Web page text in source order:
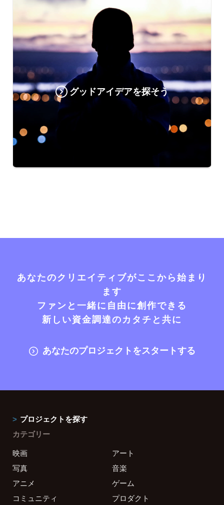
グッドアイデアを探そう
あなたのクリエイティブがここから始まり
ます
ファンと一緒に自由に創作できる
新しい資金調達のカタチと共に
あなたのプロジェクトをスタートする
プロジェクトを探す
カテゴリー
映画
アート
写真
音楽
アニメ
ゲーム
コミュニティ
プロダクト